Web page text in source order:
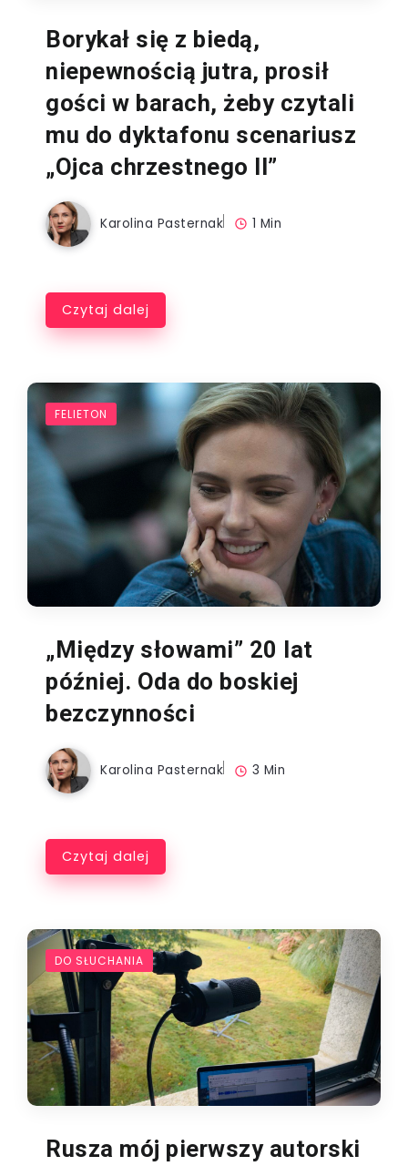
Borykał się z biedą,
niepewnością jutra, prosił
gości w barach, żeby czytali
mu do dyktafonu scenariusz
„Ojca chrzestnego II”
Karolina Pasternak 1 Min
Czytaj dalej
FELIETON
„Między słowami” 20 lat
później. Oda do boskiej
bezczynności
Karolina Pasternak 3 Min
Czytaj dalej
DO SŁUCHANIA
Rusza mój pierwszy autorski